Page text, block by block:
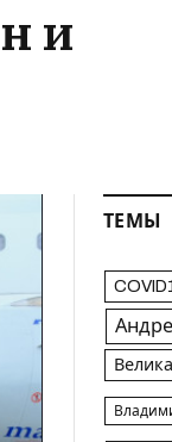
и
ТЕМЫ